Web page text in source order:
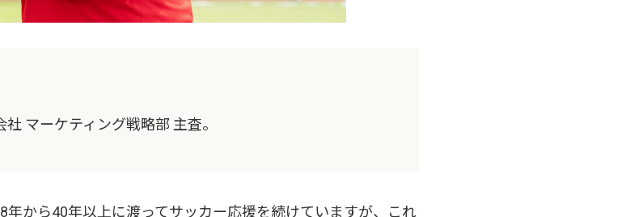
マーケティング戦略部 主査。
年から40年以上に渡ってサッカー応援を続けていますが、これ